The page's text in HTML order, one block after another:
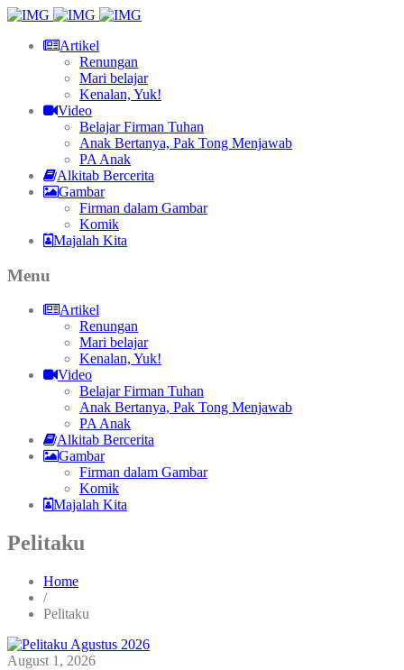
Artikel
Renungan
Mari belajar
Kenalan, Yuk!
Video
Belajar Firman Tuhan
Anak Bertanya, Pak Tong Menjawab
PA Anak
Alkitab Bercerita
Gambar
Firman dalam Gambar
Komik
Majalah Kita
Menu
Artikel
Renungan
Mari belajar
Kenalan, Yuk!
Video
Belajar Firman Tuhan
Anak Bertanya, Pak Tong Menjawab
PA Anak
Alkitab Bercerita
Gambar
Firman dalam Gambar
Komik
Majalah Kita
Pelitaku
Home
/
Pelitaku
August 1, 2026